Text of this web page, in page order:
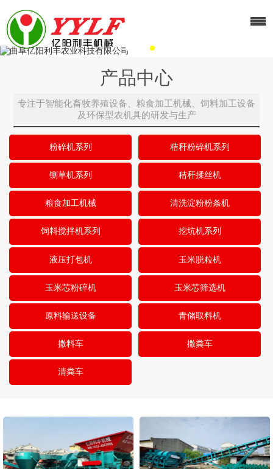
产品中心
专注于智能化畜牧养殖设备、粮食加工机械、饲料加工设备
及环保型农机具的研发与生产
粉碎机系列 秸秆粉碎机系列
铡草机系列 秸秆揉丝机
粮食加工机械 清洗淀粉粉条机
饲料搅拌机系列 挖坑机系列
液压打包机 玉米脱粒机
玉米芯粉碎机 玉米芯筛选机
原料输送设备 青储取料机
撒料车 撒粪车
清粪车